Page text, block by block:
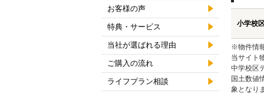
小学校
※物件情
当サイト
中学校区
国土数値
象となり
お客様の声
特典・サービス
当社が選ばれる理由
ご購入の流れ
ライフプラン相談